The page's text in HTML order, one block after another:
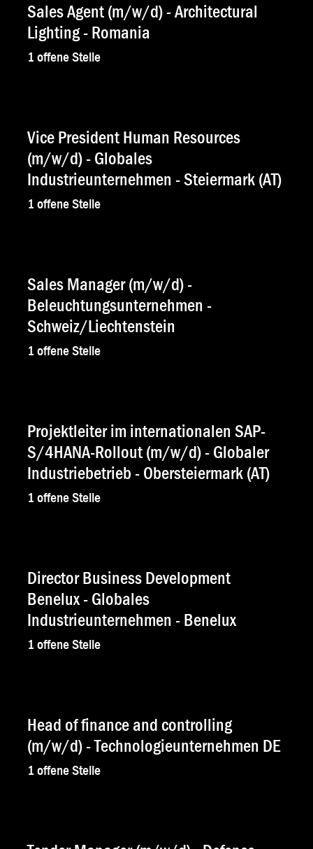
Sales Agent (m/w/d) - Architectural
Lighting - Romania
1 offene Stelle
Vice President Human Resources
(m/w/d) - Globales
Industrieunternehmen - Steiermark (AT)
1 offene Stelle
Sales Manager (m/w/d) -
Beleuchtungsunternehmen -
Schweiz/Liechtenstein
1 offene Stelle
Projektleiter im internationalen SAP-
S/4HANA-Rollout (m/w/d) - Globaler
Industriebetrieb - Obersteiermark (AT)
1 offene Stelle
Director Business Development
Benelux - Globales
Industrieunternehmen - Benelux
1 offene Stelle
Head of finance and controlling
(m/w/d) - Technologieunternehmen DE
1 offene Stelle